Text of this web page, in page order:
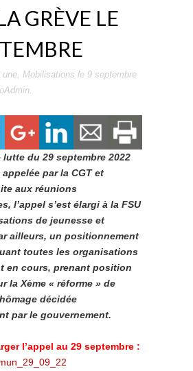
GRÈVE LE
une, Mobilisations le 9 septembre
.
du 29 septembre 2022
par la CGT et
aux réunions
l’appel s’est élargi à la FSU
de jeunesse et
ailleurs, un positionnement
toutes les organisations
en cours, prenant position
la Xème « réforme » de
décidée
par le gouvernement.
l’appel au 29 septembre :